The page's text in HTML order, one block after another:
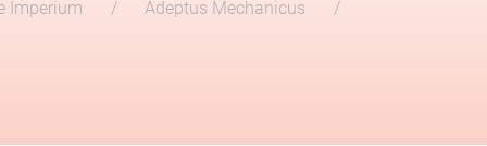
Imperium Adeptus Mechanicus